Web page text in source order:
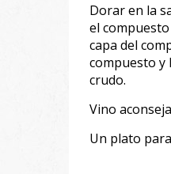
Dorar en la
el
capa del
compuesto y
crudo.
Vino
Un plato